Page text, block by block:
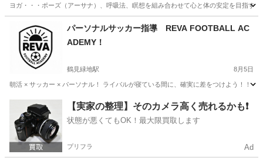
ヨガ・・・ポーズ（アーサナ）、呼吸法、瞑想を組み合わせて心と体の安定を目指す
堺東駅 気功 呼吸法
パーソナルサッカー指導 REVA FOOTBALL AC
ADEMY！
鶴見緑地駅 8月5日
朝活 × サッカー × パーソナル！ ライバルが寝ている間に、確実に差をつけよう！！
鶴見緑地駅 サッカー パーソナル
【実家の整理】そのカメラ高く売れるかも❗️
状態が悪くてもOK！最大限買取します
プリフラ Ad